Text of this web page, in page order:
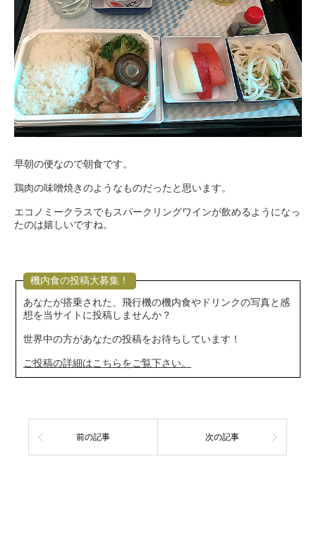
早朝の便なので朝食です。
鶏肉の味噌焼きのようなものだったと思います。
エコノミークラスでもスパークリングワインが飲めるようになっ
たのは嬉しいですね。
機内食の投稿大募集！
あなたが搭乗された、飛行機の機内食やドリンクの写真と感
想を当サイトに投稿しませんか？
世界中の方があなたの投稿をお待ちしています！
ご投稿の詳細はこちらをご覧下さい。
前の記事 次の記事